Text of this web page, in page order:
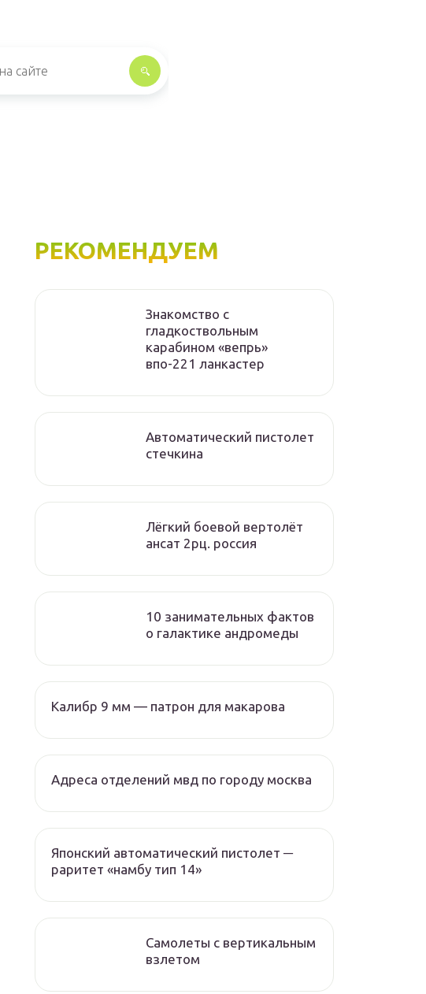
РЕКОМЕНДУЕМ
Знакомство с
гладкоствольным
карабином «вепрь»
впо-221 ланкастер
Автоматический пистолет
стечкина
Лёгкий боевой вертолёт
ансат 2рц. россия
10 занимательных фактов
о галактике андромеды
Калибр 9 мм — патрон для макарова
Адреса отделений мвд по городу москва
Японский автоматический пистолет ─
раритет «намбу тип 14»
Самолеты с вертикальным
взлетом